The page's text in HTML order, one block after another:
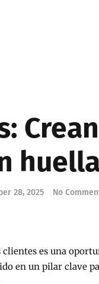
huella
28, 2025 No
es una
en un pilar clave